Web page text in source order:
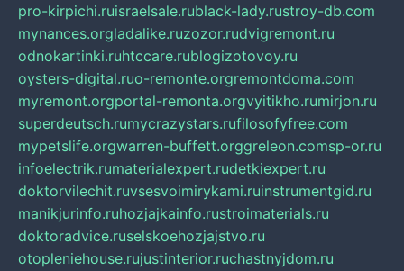
pro-kirpichi.ruisraelsale.rublack-lady.rustroy-db.com
mynances.orgladalike.ruzozor.rudvigremont.ru
odnokartinki.ruhtccare.rublogizotovoy.ru
oysters-digital.ruo-remonte.orgremontdoma.com
myremont.orgportal-remonta.orgvyitikho.rumirjon.ru
superdeutsch.rumycrazystars.rufilosofyfree.com
mypetslife.orgwarren-buffett.orggreleon.comsp-or.ru
infoelectrik.rumaterialexpert.rudetkiexpert.ru
doktorvilechit.ruvsesvoimirykami.ruinstrumentgid.ru
manikjurinfo.ruhozjajkainfo.rustroimaterials.ru
doktoradvice.ruselskoehozjajstvo.ru
otopleniehouse.rujustinterior.ruchastnyjdom.ru